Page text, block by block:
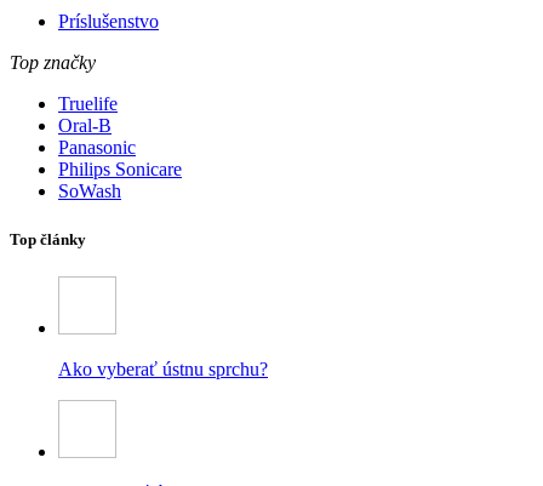
Príslušenstvo
Top značky
Truelife
Oral-B
Panasonic
Philips Sonicare
SoWash
Top články
Ako vyberať ústnu sprchu?